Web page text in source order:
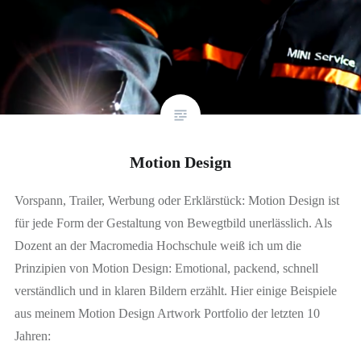
Motion Design
Vorspann, Trailer, Werbung oder Erklärstück: Motion Design ist
für jede Form der Gestaltung von Bewegtbild unerlässlich. Als
Dozent an der Macromedia Hochschule weiß ich um die
Prinzipien von Motion Design: Emotional, packend, schnell
verständlich und in klaren Bildern erzählt. Hier einige Beispiele
aus meinem Motion Design Artwork Portfolio der letzten 10
Jahren: